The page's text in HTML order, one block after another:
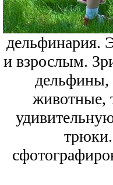
дельфинария.
и взрослым.
дельфины,
животные,